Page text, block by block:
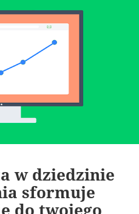
w dziedzinie
sformuje